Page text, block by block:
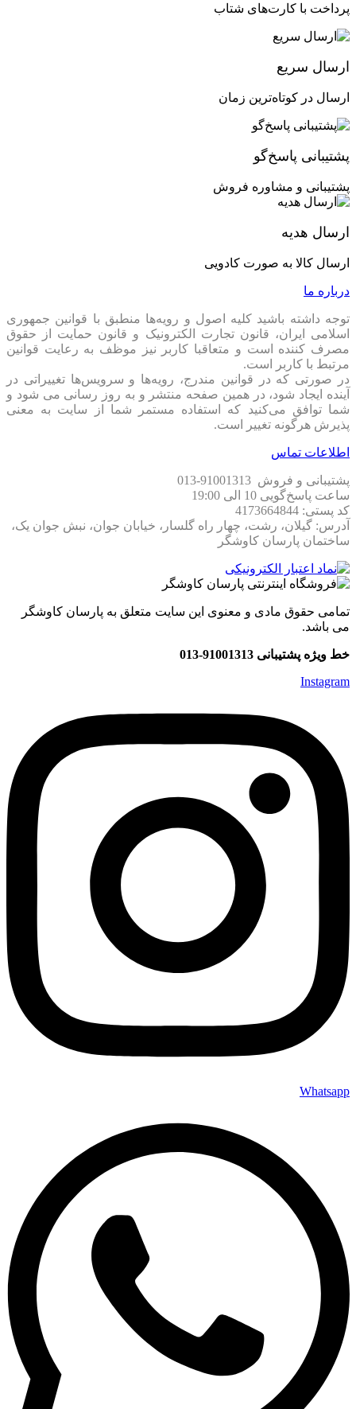
پرداخت با کارت‌های شتاب
ارسال سریع
ارسال در کوتاه‌ترین زمان
پشتیبانی پاسخ‌گو
پشتیبانی و مشاوره فروش
ارسال هدیه
ارسال کالا به صورت کادویی
درباره ما
توجه داشته باشید کلیه اصول و رویه‏‌ها منطبق با قوانین جمهوری
اسلامی ایران، قانون تجارت الکترونیک و قانون حمایت از حقوق
مصرف کننده است و متعاقبا کاربر نیز موظف به رعایت قوانین
مرتبط با کاربر است.
در صورتی که در قوانین مندرج، رویه‏‌ها و سرویس‏‌ها تغییراتی در
آینده ایجاد شود، در همین صفحه منتشر و به روز رسانی می شود و
شما توافق می‏‌کنید که استفاده مستمر شما از سایت به معنی
پذیرش هرگونه تغییر است.
اطلاعات تماس
پشتیبانی و فروش 91001313-013
ساعت پاسخ‌گویی 10 الی 19:00
کد پستی: 4173664844
آدرس: گیلان، رشت، چهار راه گلسار، خیابان جوان، نبش جوان یک،
ساختمان پارسان کاوشگر
تمامی حقوق مادی و معنوی این سایت متعلق به پارسان کاوشگر
می باشد.
خط ویژه پشتیبانی 91001313-013
Instagram
Whatsapp